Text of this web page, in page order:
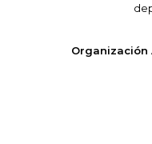
Organización